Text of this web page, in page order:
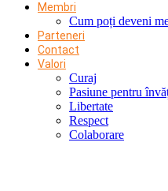
Membri
Cum poți deveni
Parteneri
Contact
Valori
Curaj
Pasiune pentru
Libertate
Respect
Colaborare